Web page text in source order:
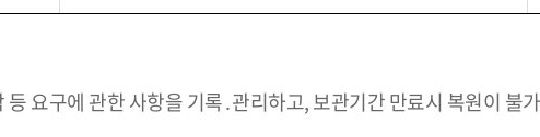
요구에 관한 사항을 기록․관리하고, 보관기간 만료시 복원이 불